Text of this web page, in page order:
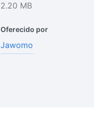
2.20 MB
Oferecido por
Jawomo